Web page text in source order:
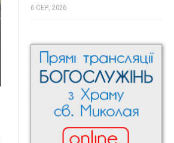
6 СЕР, 2026